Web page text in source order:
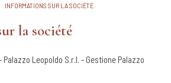
INFORMATIONS SUR LA SOCIÉTÉ
la société
Palazzo Leopoldo S.r.l. - Gestione Palazzo